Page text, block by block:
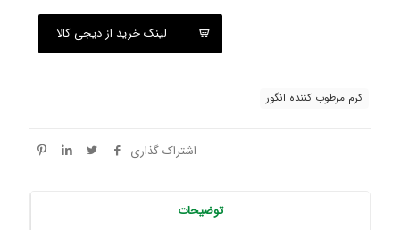
لینک خرید از دیجی کالا
کرم مرطوب کننده انگور
اشتراک گذاری
توضیحات